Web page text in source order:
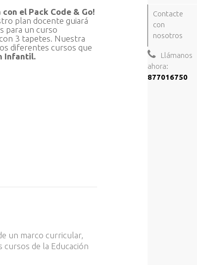
Contacte
con
nosotros
Llámanos
ahora:
877016750
el Pack Code & Go!
plan docente guiará
para un curso
3 tapetes. Nuestra
diferentes cursos que
Infantil.
un marco curricular,
cursos de la Educación